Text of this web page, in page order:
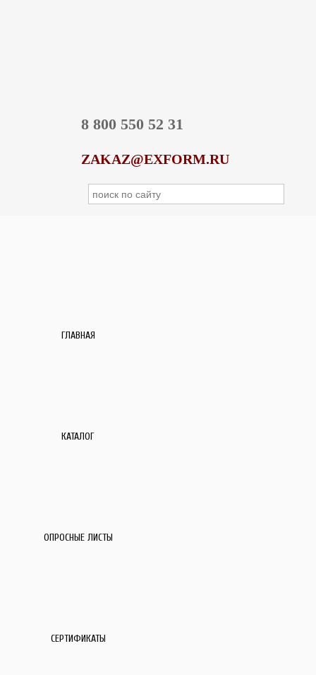
8 800 550 52 31
ZAKAZ@EXFORM.RU
ГЛАВНАЯ
КАТАЛОГ
ОПРОСНЫЕ ЛИСТЫ
СЕРТИФИКАТЫ